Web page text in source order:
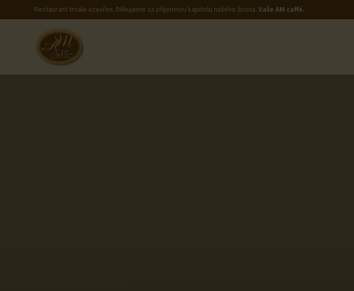
Restaurant trvale uzavřen. Děkujeme za příjemnou kapitolu našeho života. Vaše AM caffé.